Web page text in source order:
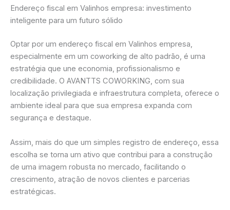
Endereço fiscal em Valinhos empresa: investimento
inteligente para um futuro sólido
Optar por um endereço fiscal em Valinhos empresa,
especialmente em um coworking de alto padrão, é uma
estratégia que une economia, profissionalismo e
credibilidade. O AVANTTS COWORKING, com sua
localização privilegiada e infraestrutura completa, oferece o
ambiente ideal para que sua empresa expanda com
segurança e destaque.
Assim, mais do que um simples registro de endereço, essa
escolha se torna um ativo que contribui para a construção
de uma imagem robusta no mercado, facilitando o
crescimento, atração de novos clientes e parcerias
estratégicas.